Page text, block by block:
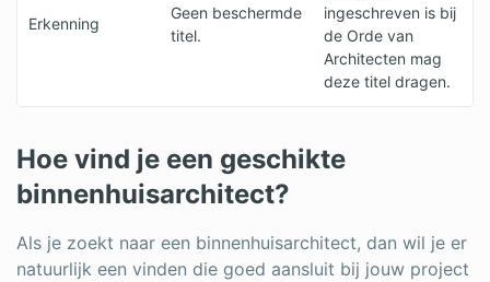
Erkenning
Geen beschermde
titel.
ingeschreven is bij
de Orde van
Architecten mag
deze titel dragen.
Hoe vind je een geschikte
binnenhuisarchitect?
Als je zoekt naar een binnenhuisarchitect, dan wil je er
natuurlijk een vinden die goed aansluit bij jouw project